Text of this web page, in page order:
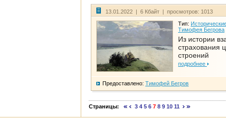
13.01.2022 | 6 Кбайт | просмотров: 1013
Тип:
Тимофея Бегрова
Из истории
страхования
строений
подробнее
Предоставлено: Тимофей Бегров
Страницы: 3 4 5 6 7 8 9 10 11